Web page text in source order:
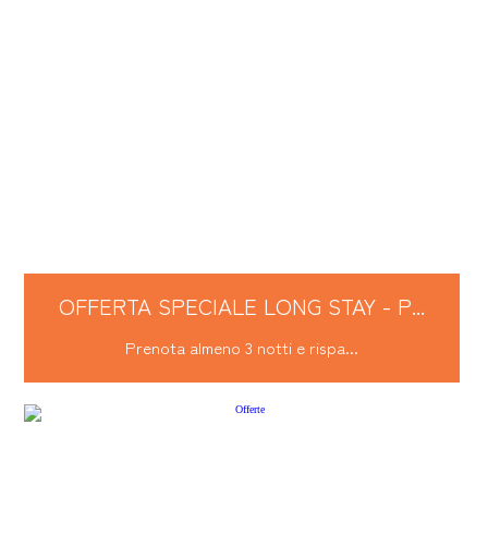
OFFERTA SPECIALE LONG STAY - P...
Prenota almeno 3 notti e rispa...